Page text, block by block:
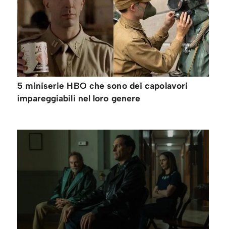
5 miniserie HBO che sono dei capolavori
impareggiabili nel loro genere